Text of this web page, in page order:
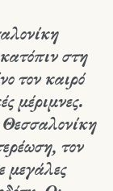
στη
τον καιρό
μέριμνες.
τον
μεγάλες